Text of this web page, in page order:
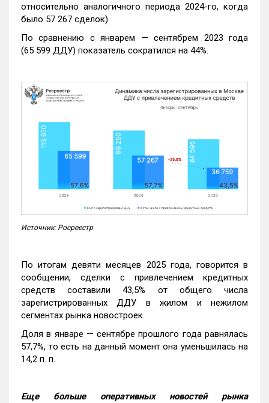
относительно аналогичного периода 2024-го, когда
было 57 267 сделок).
По сравнению с январем — сентябрем 2023 года
(65 599 ДДУ) показатель сократился на 44%.
Источник: Росреестр
По итогам девяти месяцев 2025 года, говорится в
сообщении, сделки с привлечением кредитных
средств составили 43,5% от общего числа
зарегистрированных ДДУ в жилом и нежилом
сегментах рынка новостроек.
Доля в январе — сентябре прошлого года равнялась
57,7%, то есть на данный момент она уменьшилась на
14,2 п. п.
Еще больше оперативных новостей рынка